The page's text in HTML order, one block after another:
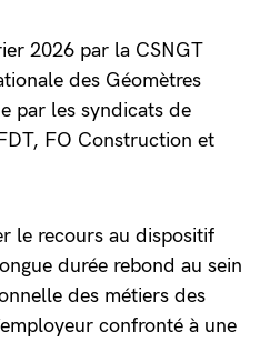
2026 par la CSNGT
des Géomètres
par les syndicats de
FO Construction et
le recours au dispositif
durée rebond au sein
des métiers des
confronté à une